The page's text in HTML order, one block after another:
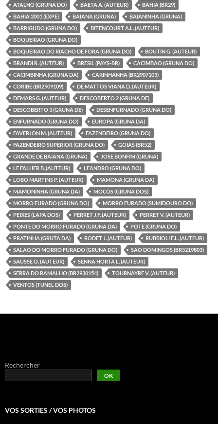
ATALHO (GRUNA DO)
BAETA A. (AUTEUR)
BAHIA (BR29)
BAHIA 2001 (EXPE)
BAIANA (GRUNA)
BAIANINHA (GRUNA)
BARRIGUDO (GRUNA DO)
BITENCOURT A.L. (AUTEUR)
BOQUEIRAO (GRUNA DO)
BOQUEIRAO DO RIACHO DE FORA (GRUNA DO)
BOUTIN G. (AUTEUR)
BRANDI R. (AUTEUR)
BRESIL (PAYS-BR)
CACIMBAO (GRUNA DO)
CACIMBINHA (GRUNA DA)
CARINHANHA (BR2907103)
CORIBE (BR2909109)
DE MATTOS VIANA D. (AUTEUR)
DEMARS G. (AUTEUR)
DESCOBERTO 2 (GRUNA DE)
DESCOBERTO 3 (GRUNA DE)
DESENFURNADO (GRUNA DO)
ENFURNADO (GRUNA DO)
EUROPA (GRUNA DA)
FAVERJON M. (AUTEUR)
FAZENDEIRO (GRUNA DO)
FAZENDEIRO SUPERIOR (GRUNA DO)
GOIAS (BR52)
GRANDE DE BAIANA (GRUNA)
JOSE BONFIM (GRUNA)
LE FALHER B. (AUTEUR)
LEANDRO (GRUNA DO)
LOBO MARTINS P. (AUTEUR)
MAMONA (GRUNA DA)
MAMONINHA (GRUNA DA)
MOCOS (GRUNA DOS)
MORRO FURADO (GRUNA DO)
MORRO FURADO (SUMIDOURO DO)
PEIXES (LAPA DOS)
PERRET J.F. (AUTEUR)
PERRET V. (AUTEUR)
PONTE DO MORRO FURADO (GRUNA DA)
POTE (GRUNA DO)
PRATINHA (GRUTA DA)
RODET J. (AUTEUR)
RUBBIOLI E.L. (AUTEUR)
SALAO DO MORRO FURADO (GRUNA DO)
SAO DOMINGOS (BR5219803)
SAUSSE O. (AUTEUR)
SENNA HORTA L. (AUTEUR)
SERRA DO RAMALHO (BR2930154)
TOURNAYRE V. (AUTEUR)
VENTOS (TUNEL DOS)
Rechercher
OK
VOS SORTIES / VOS PHOTOS